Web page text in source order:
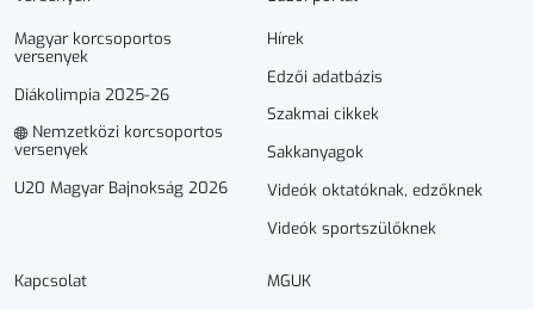
Magyar korcsoportos
versenyek
Diákolimpia 2025-26
Nemzetközi korcsoportos
versenyek
U20 Magyar Bajnokság 2026
Hírek
Edzői adatbázis
Szakmai cikkek
Sakkanyagok
Videók oktatóknak, edzőknek
Videók sportszülőknek
Kapcsolat
MGUK